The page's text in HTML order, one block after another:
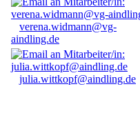
verena.widmann@vg-
aindling.de
julia.wittkopf@aindling.de